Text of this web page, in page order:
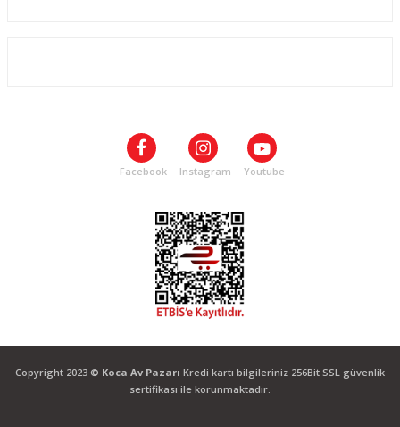
Facebook Instagram Youtube
Copyright 2023 © Koca Av Pazarı Kredi kartı bilgileriniz 256Bit SSL güvenlik
sertifikası ile korunmaktadır.